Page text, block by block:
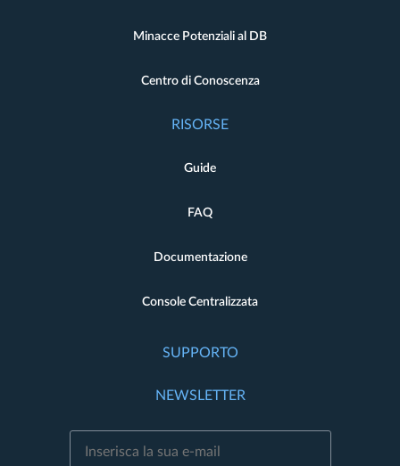
Minacce Potenziali al DB
Centro di Conoscenza
RISORSE
Guide
FAQ
Documentazione
Console Centralizzata
SUPPORTO
NEWSLETTER